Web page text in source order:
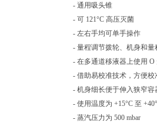
- 通用吸头锥
- 可 121°C 高压灭菌
- 左右手均可单手操作
- 量程调节拨轮、机身和
- 在多通道移液器上使用
- 借助易校准技术，方便
- 机身细长便于伸入狭窄
- 使用温度为 +15°C 至
- 蒸汽压力为 500 mbar